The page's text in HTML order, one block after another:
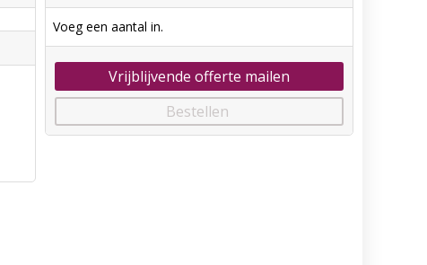
Voeg een aantal in.
Vrijblijvende offerte mailen
Bestellen